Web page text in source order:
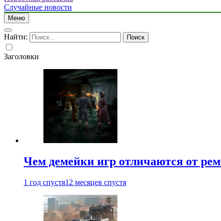
Случайные новости
Меню
Найти:
Заголовки
Чем демейки игр отличаются от
1 год спустя12 месяцев спустя